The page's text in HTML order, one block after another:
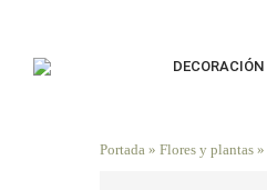
DECORACIÓN
Portada » Flores y plantas »